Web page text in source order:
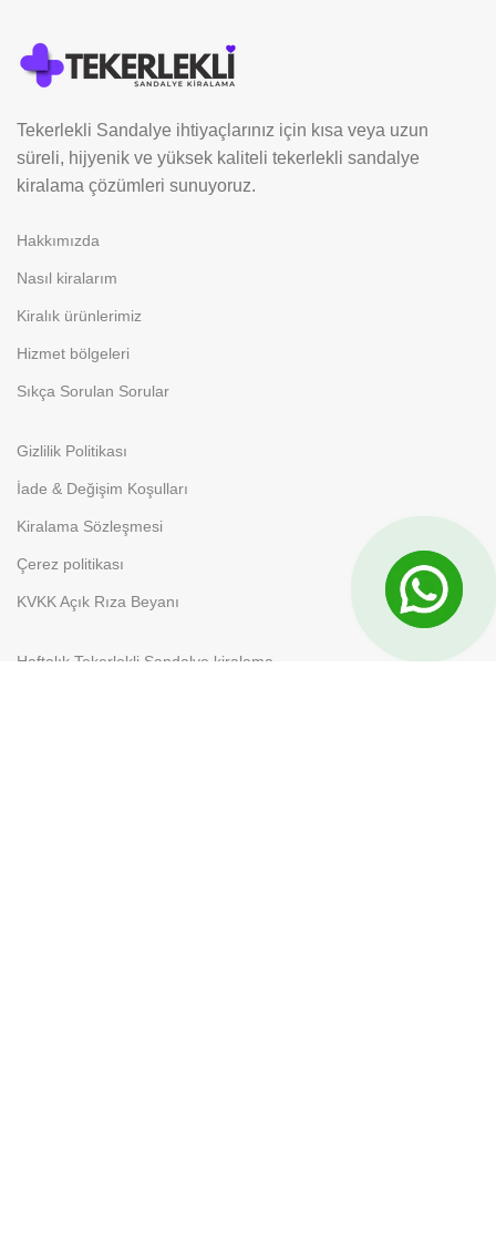
Tekerlekli Sandalye ihtiyaçlarınız için kısa veya uzun
süreli, hijyenik ve yüksek kaliteli tekerlekli sandalye
kiralama çözümleri sunuyoruz.
Hakkımızda
Nasıl kiralarım
Kiralık ürünlerimiz
Hizmet bölgeleri
Sıkça Sorulan Sorular
Gizlilik Politikası
İade & Değişim Koşulları
Kiralama Sözleşmesi
Çerez politikası
KVKK Açık Rıza Beyanı
Haftalık Tekerlekli Sandalye kiralama